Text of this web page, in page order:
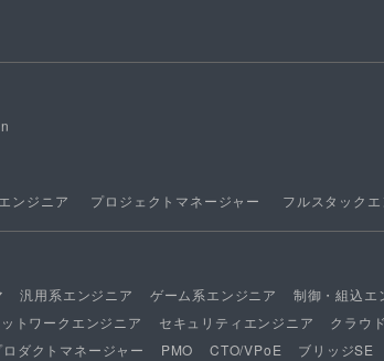
ンジニア プロジェクトマネージャー フルスタック
汎用系エンジニア ゲーム系エンジニア 制御・組込エ
トワークエンジニア セキュリティエンジニア クラウ
ロダクトマネージャー PMO CTO/VPoE ブリッジSE